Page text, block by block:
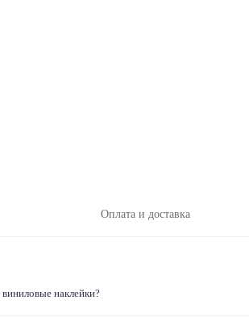
Оплата и доставка
наклейки?